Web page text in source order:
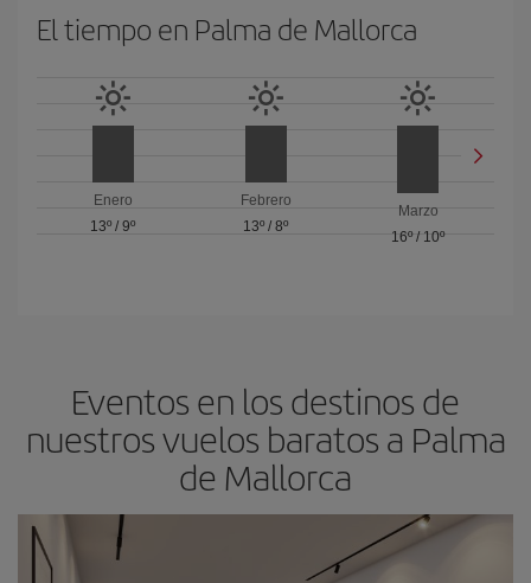
El tiempo en Palma de Mallorca
Enero
13º /9º
Febrero
13º / 8º
Marzo
16º/ 10º
Eventos en los destinos de
nuestros vuelos baratos a Palma
de Mallorca